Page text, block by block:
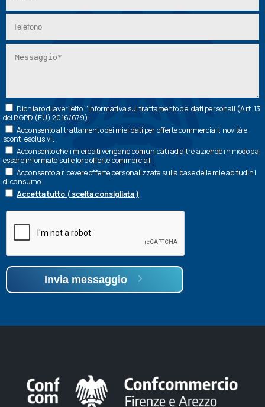
Dichiaro di aver letto l’Informativa sul trattamento dei dati personali (Art. 13
del RGPD (EU) 2016/679)
Acconsento al trattamento dei miei dati per offerte commerciali, novità e
sconti esclusivi.
Acconsento che i miei dati vengano comunicati ad altre aziende in modo da
essere informato sulle loro offerte commerciali.
Acconsento a ricevere offerte personalizzate sulla base delle mie abitudini
di consumo.
Accetta tutto ( scelta consigliata )
Invia messaggio